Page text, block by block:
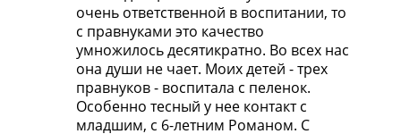
очень ответственной в воспитании, то
с правнуками это качество
умножилось десятикратно. Во всех нас
она души не чает. Моих детей - трех
правнуков - воспитала с пеленок.
Особенно тесный у нее контакт с
младшим, с 6-летним Романом. С